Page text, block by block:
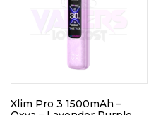
Xlim Pro 3 1500mAh –